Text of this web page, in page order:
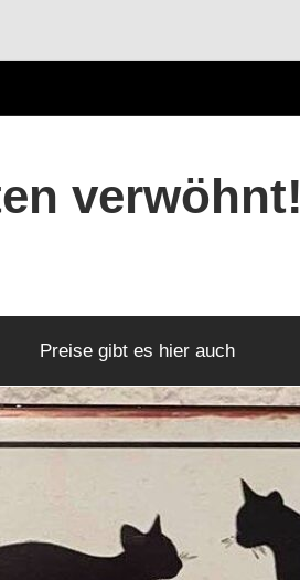
verwöhnt!
Preise gibt es hier auch